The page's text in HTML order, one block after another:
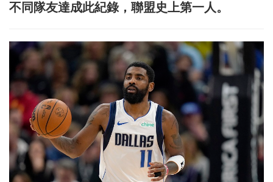
不同隊友達成此紀錄，聯盟史上第一人。